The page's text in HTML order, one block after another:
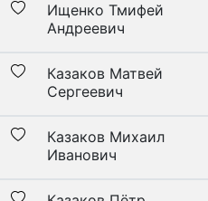
Ищенко Тмифей
Андреевич
Казаков Матвей
Сергеевич
Казаков Михаил
Иванович